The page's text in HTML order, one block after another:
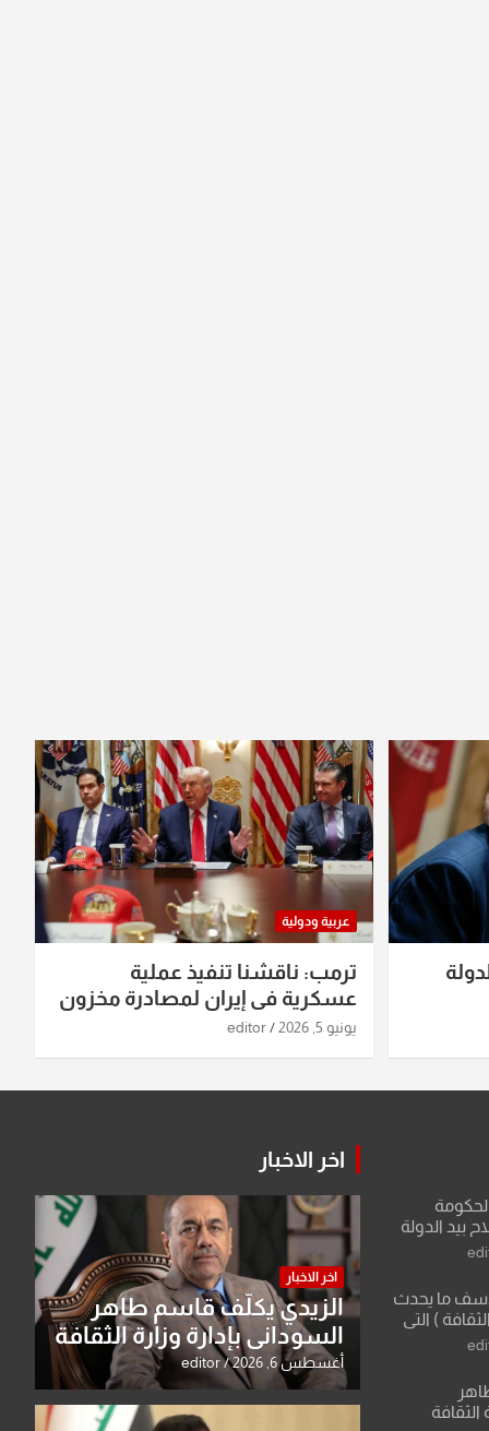
عربية ودولية
ترمب: ناقشنا تنفيذ عملية
عسكرية في إيران لمصادرة مخزون
اليورانيوم
يونيو 5, 2026 editor
بيد الدولة
ما يحدث
) التي
وزير يمثلها من
الثقافة
اخر الاخبار
اخر الاخبار
الزيدي يكلّف قاسم طاهر
السوداني بإدارة وزارة الثقافة
أغسطس 6, 2026 editor